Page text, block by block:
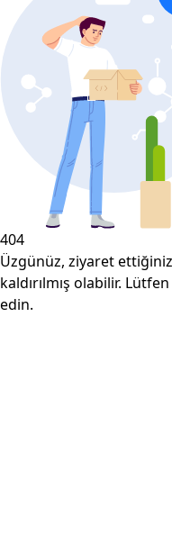
404
Üzgünüz, ziyaret
kaldırılmış olabilir.
edin.